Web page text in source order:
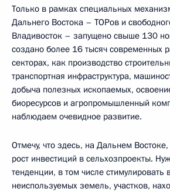
Только в рамках специальных
Дальнего Востока – ТОРов и
Владивосток – запущено свыше 130
создано более 16 тысяч современных
секторах, как производство
транспортная инфраструктура,
добыча полезных ископаемых,
биоресурсов и агропромышленный
наблюдаем очевидное развитие.
Отмечу, что здесь, на Дальнем
рост инвестиций в сельхозпроекты.
тенденции, в том числе стимулировать
неиспользуемых земель, участков,